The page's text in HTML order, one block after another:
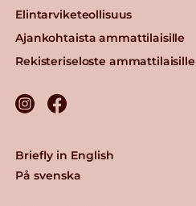
Elintarviketeollisuus
Ajankohtaista ammattilaisille
Rekisteriseloste ammattilaisille
Briefly in English
På svenska